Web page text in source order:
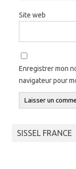
Site web
Enregistrer mon
navigateur pour
SISSEL FRANCE